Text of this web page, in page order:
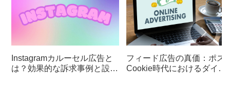
Instagramカルーセル広告と
は？効果的な訴求事例と設定
フィード広告の真価：ポス
Cookie時代におけるダイナ